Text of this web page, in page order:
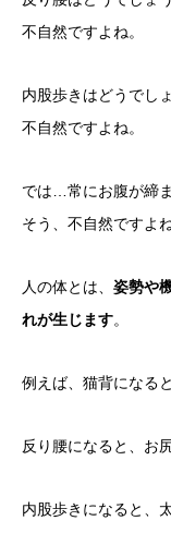
不自然ですよね。
内股歩きはどうでし
不自然ですよね。
では…常にお腹が締
そう、不自然ですよ
人の体とは、 姿勢や
れが生じます。
例えば、猫背になる
反り腰になると、お
内股歩きになると、